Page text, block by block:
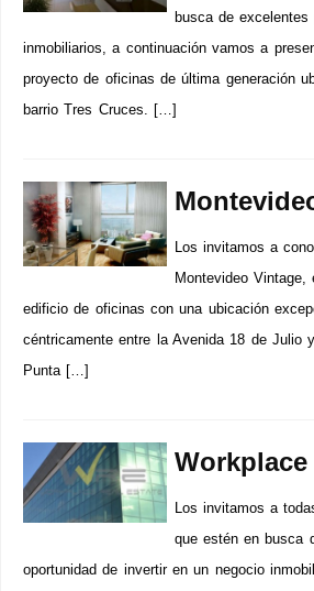
busca de
inmobiliarios, a continuación vamos a
proyecto de oficinas de última generación
barrio Tres Cruces. […]
Los invitamos a
Montevideo
edificio de oficinas con una ubicación
céntricamente entre la Avenida 18 de Julio
Punta […]
Workplace
Los invitamos a
que estén en busca
oportunidad de invertir en un negocio